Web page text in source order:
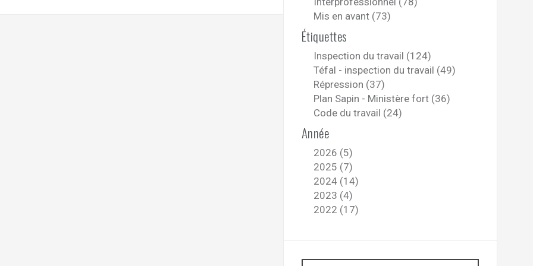
Mis en avant (73)
Étiquettes
Inspection du travail (124)
Téfal - inspection du travail (49)
Répression (37)
Plan Sapin - Ministère fort (36)
Code du travail (24)
Année
2026 (5)
2025 (7)
2024 (14)
2023 (4)
2022 (17)